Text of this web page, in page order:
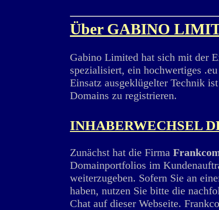
Über GABINO
Gabino Limited hat sich mit der
spezialisiert, ein hochwertiges
Einsatz ausgeklügelter Technik
Domains zu registrieren.
INHABERWECHSEL
Zunächst hat die Firma
Domainportfolios im
weiterzugeben. Sofern Sie an
haben, nutzen Sie bitte die
Chat auf dieser Webseite.